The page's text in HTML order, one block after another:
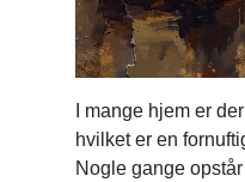
I mange hjem er
hvilket er en
Nogle gange